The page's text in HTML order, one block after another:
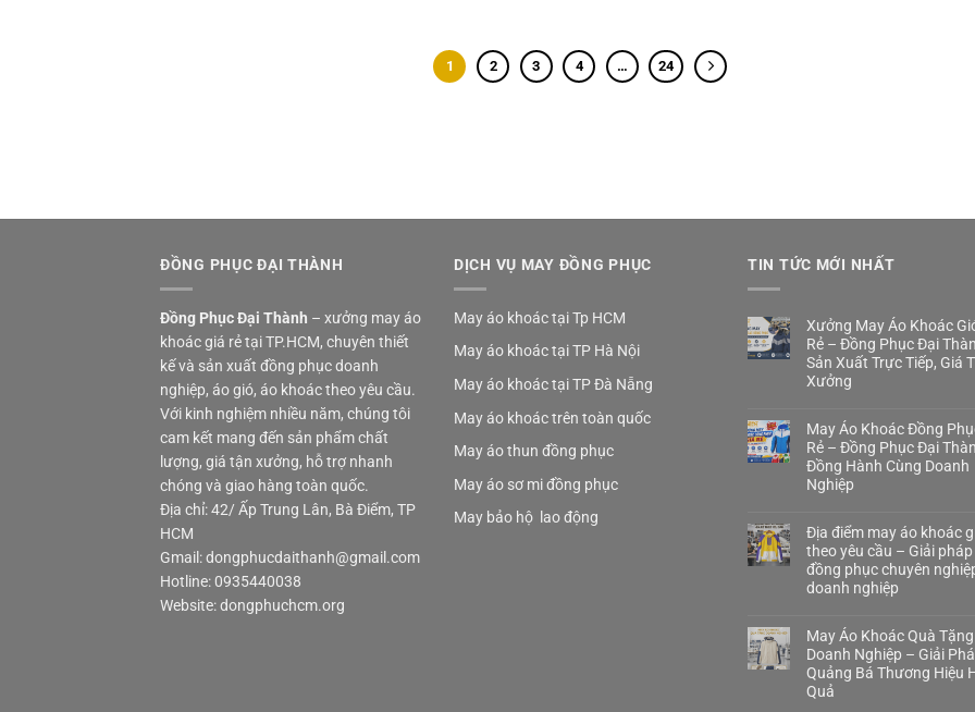
1 2 3 4 … 24
ĐỒNG PHỤC ĐẠI THÀNH
Đồng Phục Đại Thành – xưởng may áo
khoác giá rẻ tại TP.HCM, chuyên thiết
kế và sản xuất đồng phục doanh
nghiệp, áo gió, áo khoác theo yêu cầu.
Với kinh nghiệm nhiều năm, chúng tôi
cam kết mang đến sản phẩm chất
lượng, giá tận xưởng, hỗ trợ nhanh
chóng và giao hàng toàn quốc.
Địa chỉ: 42/ Ấp Trung Lân, Bà Điểm, TP
HCM
Gmail: dongphucdaithanh@gmail.com
Hotline: 0935440038
Website: dongphuchcm.org
DỊCH VỤ MAY ĐỒNG PHỤC
May áo khoác tại Tp HCM
May áo khoác tại TP Hà Nội
May áo khoác tại TP Đà Nẵng
May áo khoác trên toàn quốc
May áo thun đồng phục
May áo sơ mi đồng phục
May bảo hộ lao động
TIN TỨC MỚI NHẤT
Xưởng May Áo Khoác
Rẻ – Đồng Phục Đại
Sản Xuất Trực Tiếp, Giá
Xưởng
May Áo Khoác Đồng
Rẻ – Đồng Phục Đại
Đồng Hành Cùng Doanh
Nghiệp
Địa điểm may áo khoác
theo yêu cầu – Giải pháp
đồng phục chuyên
doanh nghiệp
May Áo Khoác Quà Tặng
Doanh Nghiệp – Giải
Quảng Bá Thương Hiệu
Quả